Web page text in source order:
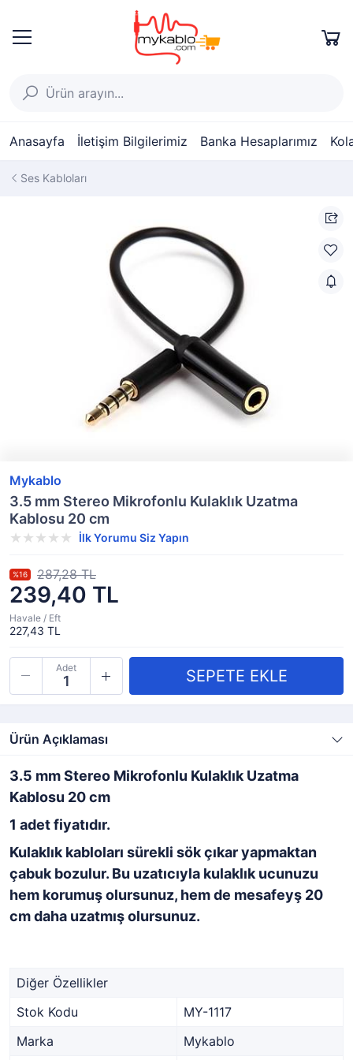
Anasayfa İletişim Bilgilerimiz Banka Hesaplarımız
Ses Kabloları
Mykablo
3.5 mm Stereo Mikrofonlu Kulaklık Uzatma
Kablosu 20 cm
İlk Yorumu Siz Yapın
239,40 TL
%16 287,28 TL
Havale / Eft
227,43 TL
Adet
Ürün Açıklaması
3.5 mm Stereo Mikrofonlu Kulaklık Uzatma
Kablosu 20 cm
1 adet fiyatıdır.
Kulaklık kabloları sürekli sök çıkar yapmaktan
çabuk bozulur. Bu uzatıcıyla kulaklık ucunuzu
hem korumuş olursunuz, hem de mesafeyş 20
cm daha uzatmış olursunuz.
Diğer Özellikler
Stok Kodu
MY-1117
Marka
Mykablo